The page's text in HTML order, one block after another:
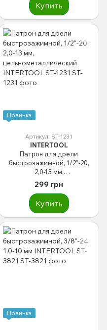
Купить
Новинка
Артикул: ST-1231
INTERTOOL
Патрон для дрели
быстрозажимной, 1/2"-20,
2,0-13 мм,
цельнометаллический
INTERTOOL ST-1231
299 грн
Купить
Новинка